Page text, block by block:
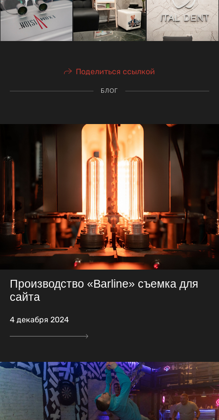
Поделиться ссылкой
БЛОГ
Производство «Barline» съемка для
сайта
4 декабря 2024